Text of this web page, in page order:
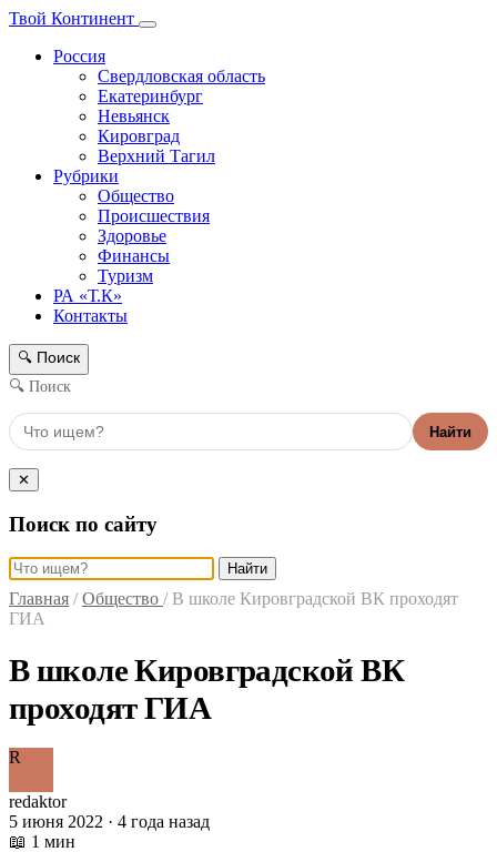
Твой Континент
Россия
Свердловская область
Екатеринбург
Невьянск
Кировград
Верхний Тагил
Рубрики
Общество
Происшествия
Здоровье
Финансы
Туризм
РА «Т.К»
Контакты
🔍 Поиск
🔍 Поиск
Найти
✕
Поиск по сайту
Найти
Главная / Общество / В школе Кировградской ВК проходят
ГИА
В школе Кировградской ВК
проходят ГИА
R
redaktor
5 июня 2022 · 4 года назад
📖 1 мин